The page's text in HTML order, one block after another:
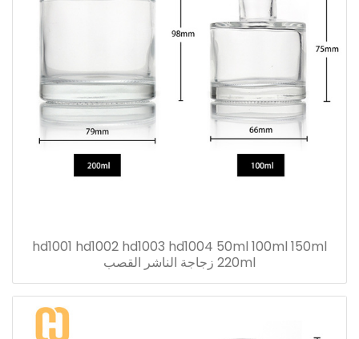
hd1001 hd1002 hd1003 hd1004 50ml 100ml 150ml
220ml زجاجة الناشر القصب